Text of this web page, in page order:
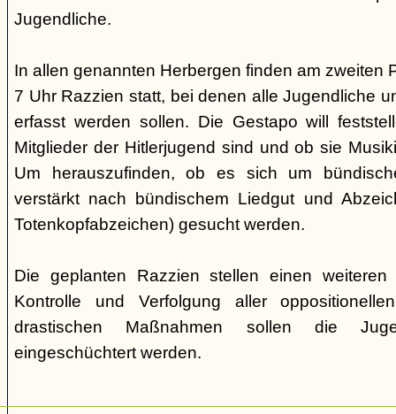
Jugendliche.
In allen genannten Herbergen finden am zweiten
7 Uhr Razzien statt, bei denen alle Jugendliche
erfasst werden sollen. Die Gestapo will
Mitglieder der Hitlerjugend sind und ob sie
Um herauszufinden, ob es sich um
verstärkt nach bündischem Liedgut und
Totenkopfabzeichen) gesucht werden.
Die geplanten Razzien stellen einen weiteren
Kontrolle und Verfolgung aller
drastischen Maßnahmen sollen die
eingeschüchtert werden.